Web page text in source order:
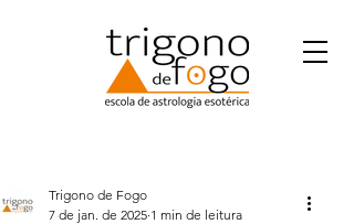
Trigono de Fogo
7 de jan. de 2025 1 min de leitura